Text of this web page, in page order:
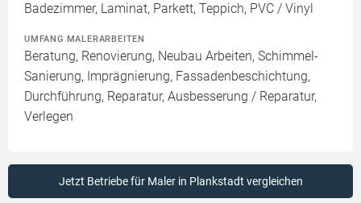
Badezimmer, Laminat, Parkett, Teppich, PVC / Vinyl
UMFANG MALERARBEITEN
Beratung, Renovierung, Neubau Arbeiten, Schimmel-
Sanierung, Imprägnierung, Fassadenbeschichtung,
Durchführung, Reparatur, Ausbesserung / Reparatur,
Verlegen
Jetzt Betriebe für Maler in Plankstadt vergleichen